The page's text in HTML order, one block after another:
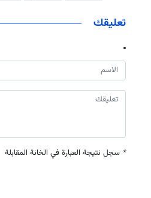
تعليقك
* سجل نتيجة العبارة في الخانة المقابلة